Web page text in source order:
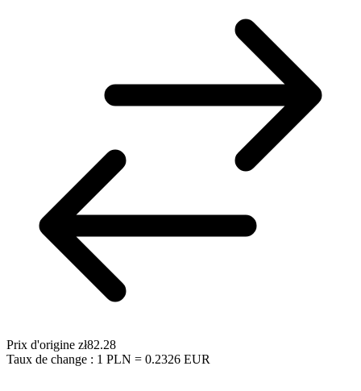
Prix d'origine zł82.28
Taux de change : 1 PLN = 0.2326 EUR